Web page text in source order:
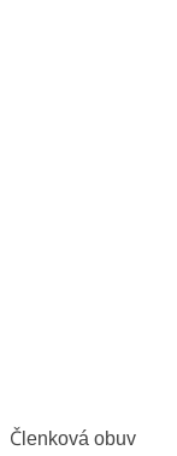
Členková obuv